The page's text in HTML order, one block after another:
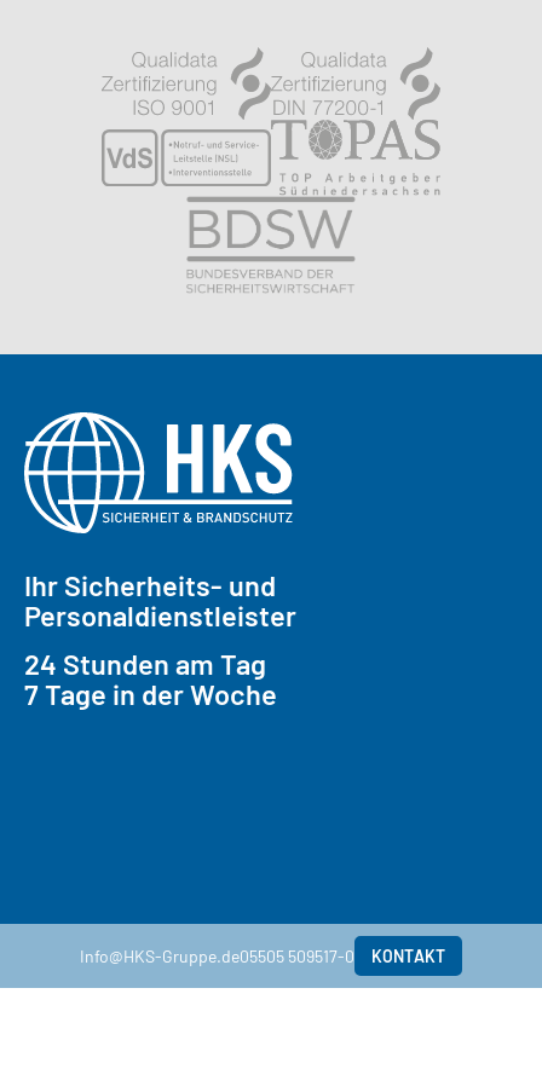
Info@HKS-Gruppe.de05505 509517-0 KONTAKT
Ihr Sicherheits- und
Personaldienstleister
24 Stunden am Tag
7 Tage in der Woche